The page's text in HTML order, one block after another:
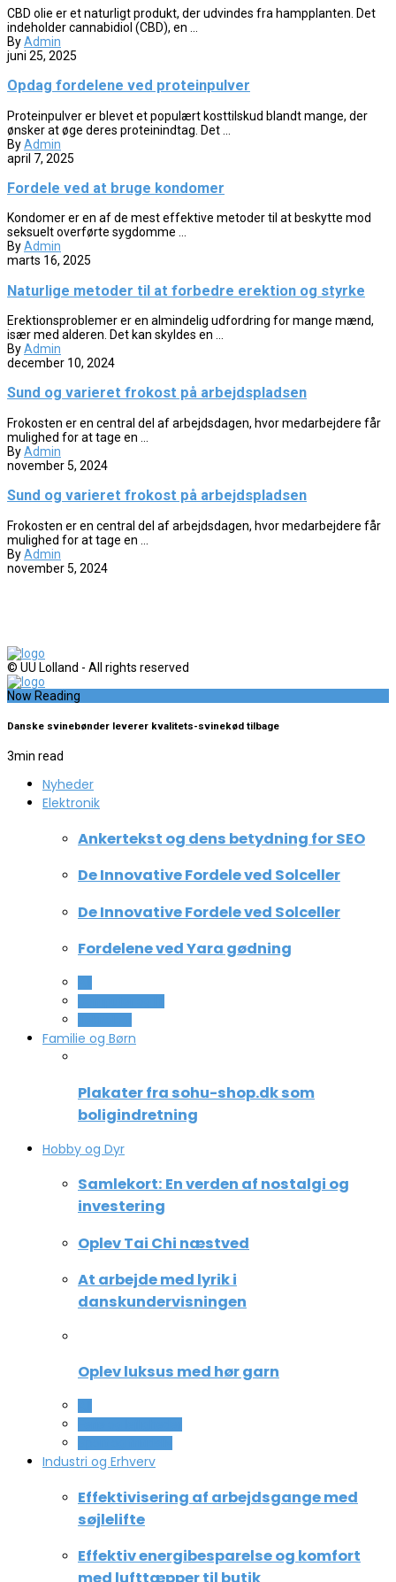
CBD olie er et naturligt produkt, der udvindes fra hampplanten. Det
indeholder cannabidiol (CBD), en ...
ByAdmin
juni 25, 2025
Opdag fordelene ved proteinpulver
Proteinpulver er blevet et populært kosttilskud blandt mange, der
ønsker at øge deres proteinindtag. Det ...
ByAdmin
april 7, 2025
Fordele ved at bruge kondomer
Kondomer er en af de mest effektive metoder til at beskytte mod
seksuelt overførte sygdomme ...
ByAdmin
marts 16, 2025
Naturlige metoder til at forbedre erektion og styrke
Erektionsproblemer er en almindelig udfordring for mange mænd,
især med alderen. Det kan skyldes en ...
ByAdmin
december 10, 2024
Sund og varieret frokost på arbejdspladsen
Frokosten er en central del af arbejdsdagen, hvor medarbejdere får
mulighed for at tage en ...
ByAdmin
november 5, 2024
Sund og varieret frokost på arbejdspladsen
Frokosten er en central del af arbejdsdagen, hvor medarbejdere får
mulighed for at tage en ...
ByAdmin
november 5, 2024
© UU Lolland - All rights reserved
Now Reading
Danske svinebønder leverer kvalitets-svinekød tilbage
3min read
Nyheder
Elektronik
Ankertekst og dens betydning for SEO
De Innovative Fordele ved Solceller
De Innovative Fordele ved Solceller
Fordelene ved Yara gødning
Familie og Børn
Plakater fra sohu-shop.dk som
boligindretning
Hobby og Dyr
Samlekort: En verden af nostalgi og
investering
Oplev Tai Chi næstved
At arbejde med lyrik i
danskundervisningen
Oplev luksus med hør garn
Industri og Erhverv
Effektivisering af arbejdsgange med
søjlelifte
Effektiv energibesparelse og komfort